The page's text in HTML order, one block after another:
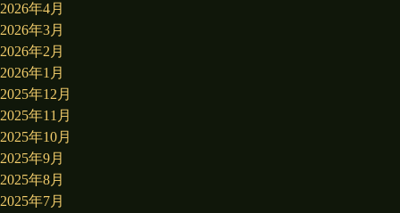
2026年4月
2026年3月
2026年2月
2026年1月
2025年12月
2025年11月
2025年10月
2025年9月
2025年8月
2025年7月